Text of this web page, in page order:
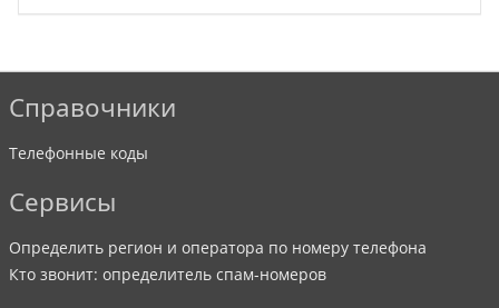
Справочники
Телефонные коды
Сервисы
Определить регион и оператора по номеру телефона
Кто звонит: определитель спам-номеров